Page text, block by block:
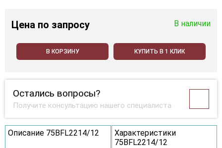
Цена по запросу В наличии
В КОРЗИНУ КУПИТЬ В 1 КЛИК
Остались вопросы?
Получите консультацию нашего специалиста
Описание 75BFL2214/12
Характеристики
75BFL2214/12